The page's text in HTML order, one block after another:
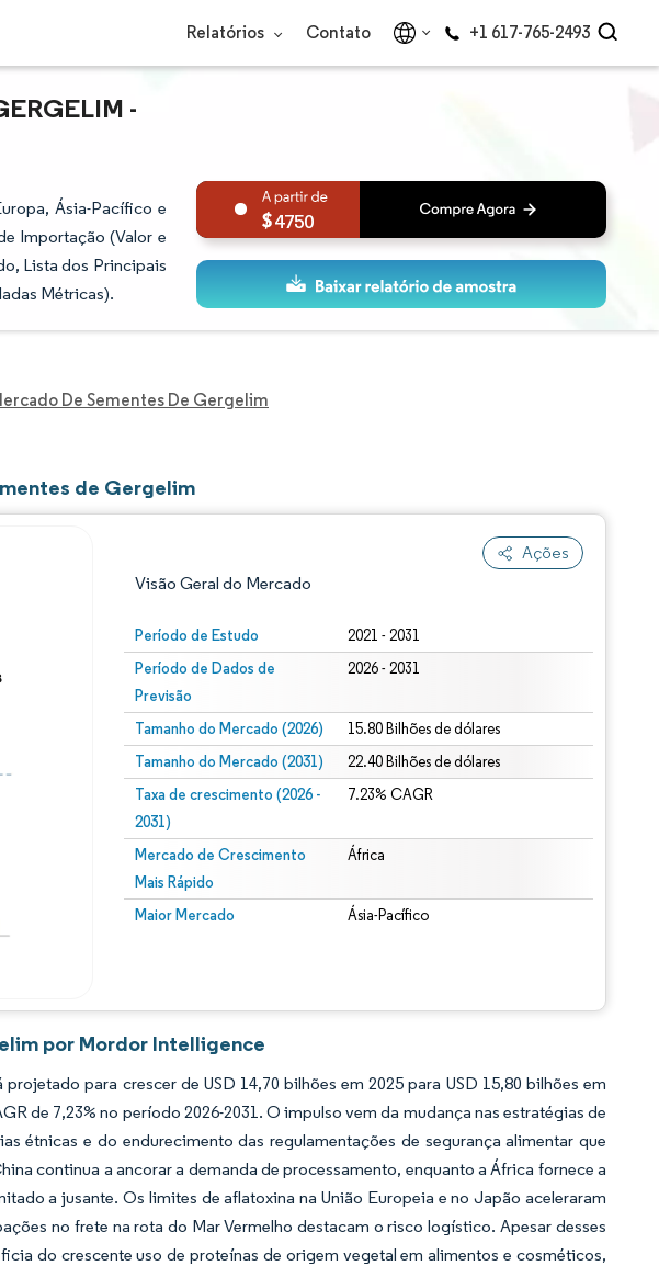
Relatórios Contato +1 617-765-2493
-
Ásia-Pacífico e
Importação (Valor e
Lista dos Principais
Métricas).
4750
De Sementes De Gergelim
de Gergelim
Ações
Visão Geral do Mercado
Período de Estudo 2021 - 2031
Período de Dados de
Previsão
2026 - 2031
Tamanho do Mercado (2026) 15.80 Bilhões de dólares
Tamanho do Mercado (2031) 22.40 Bilhões de dólares
Taxa de crescimento (2026 -
2031)
7.23% CAGR
Mercado de Crescimento
Mais Rápido
África
Maior Mercado Ásia-Pacífico
O reuso requer atribuição conforme CC BY 4.0.
por Mordor Intelligence
para crescer de USD 14,70 bilhões em 2025 para USD 15,80 bilhões em
de 7,23% no período 2026-2031. O impulso vem da mudança nas estratégias de
étnicas e do endurecimento das regulamentações de segurança alimentar que
continua a ancorar a demanda de processamento, enquanto a África fornece a
a jusante. Os limites de aflatoxina na União Europeia e no Japão aceleraram
no frete na rota do Mar Vermelho destacam o risco logístico. Apesar desses
do crescente uso de proteínas de origem vegetal em alimentos e cosméticos,